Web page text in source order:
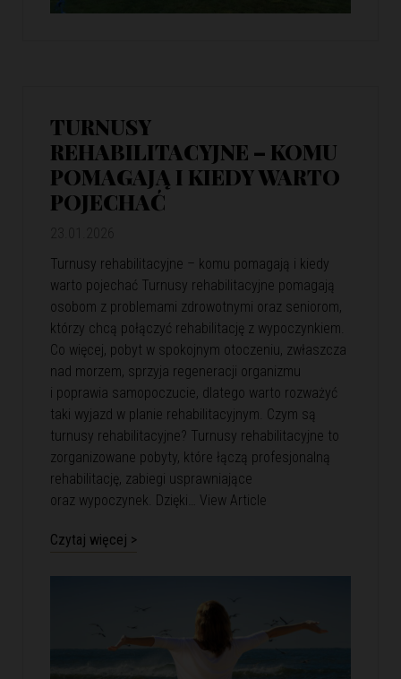
TURNUSY
REHABILITACYJNE – KOMU
POMAGAJĄ I KIEDY WARTO
POJECHAĆ
Turnusy rehabilitacyjne – komu pomagają i kiedy
warto pojechać Turnusy rehabilitacyjne pomagają
osobom z problemami zdrowotnymi oraz seniorom,
którzy chcą połączyć rehabilitację z wypoczynkiem.
Co więcej, pobyt w spokojnym otoczeniu, zwłaszcza
nad morzem, sprzyja regeneracji organizmu
i poprawia samopoczucie, dlatego warto rozważyć
taki wyjazd w planie rehabilitacyjnym. Czym są
turnusy rehabilitacyjne? Turnusy rehabilitacyjne to
zorganizowane pobyty, które łączą profesjonalną
rehabilitację, zabiegi usprawniające
oraz wypoczynek. Dzięki… View Article
Czytaj więcej >